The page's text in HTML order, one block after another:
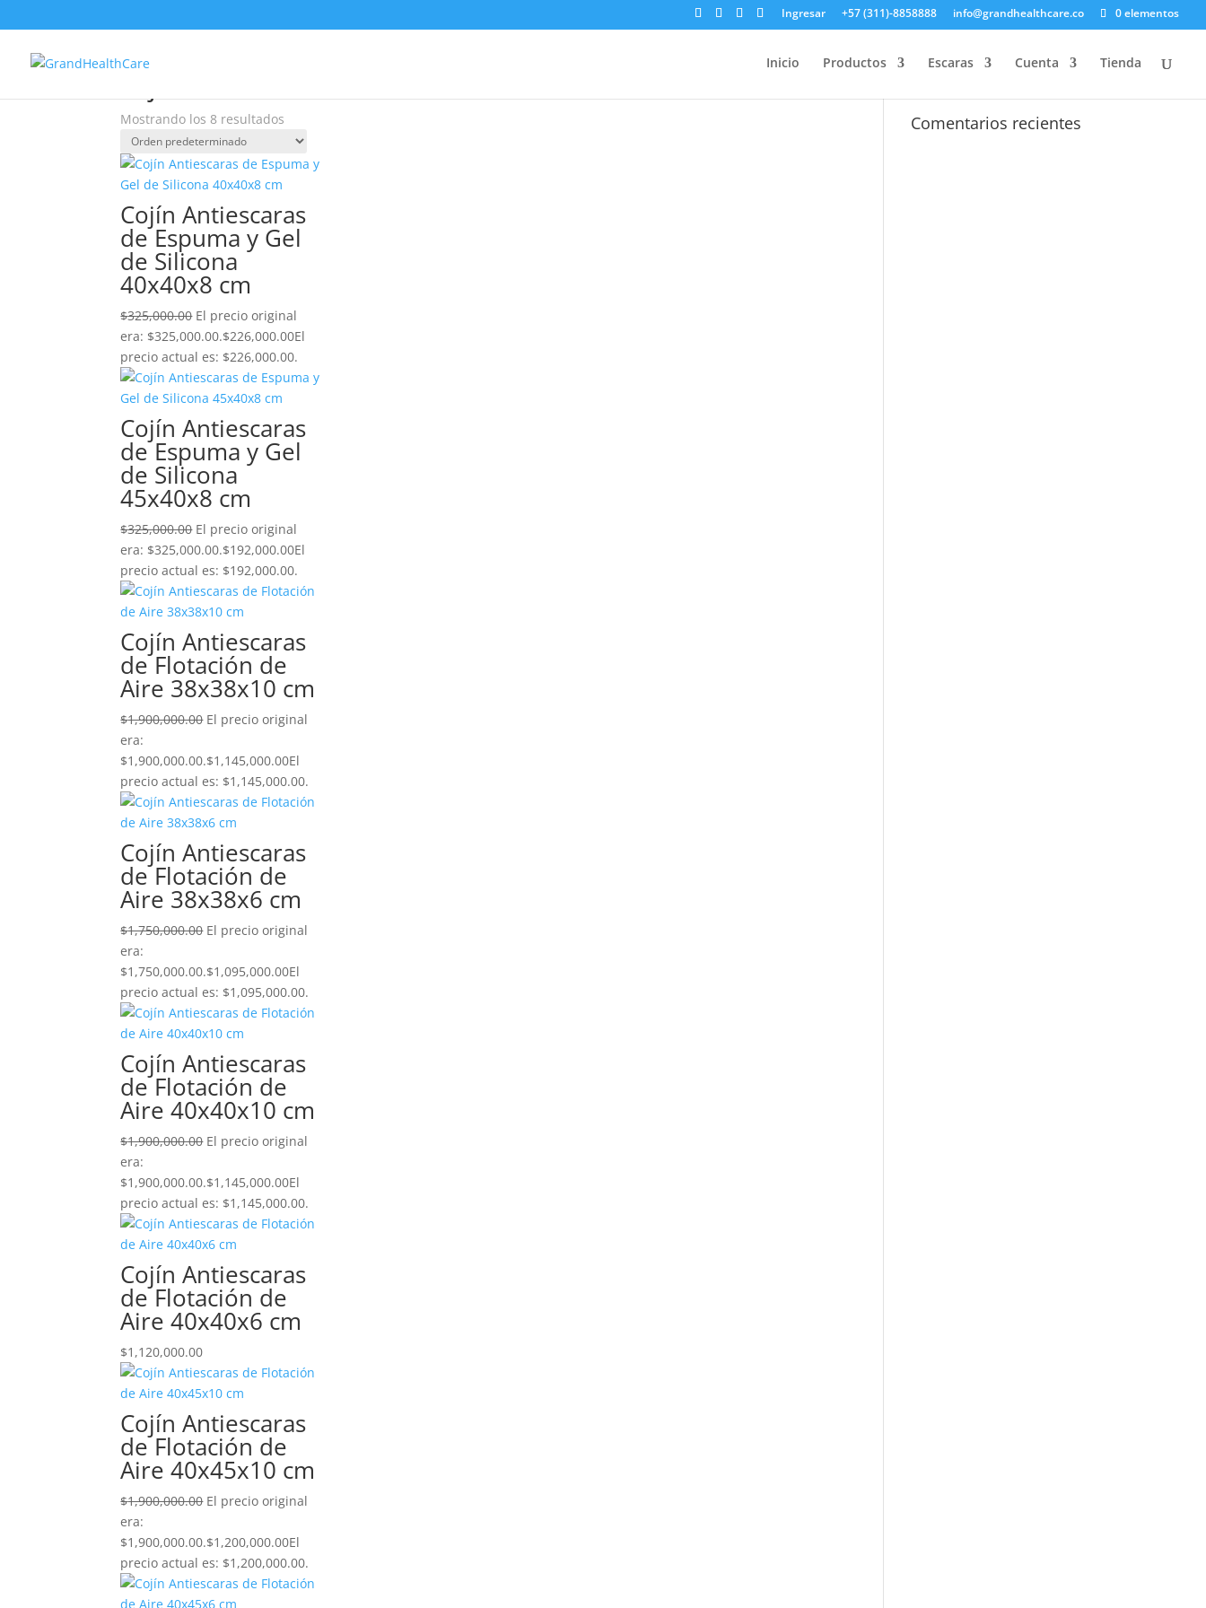
Ingresar +57 (311)-8858888 info@grandhealthcare.co 0 elementos
Inicio Productos Escaras Cuenta Tienda
Inicio
Mostrando los 8 resultados
¡Oferta!
Cojín Antiescaras
de Espuma y Gel
de Silicona
40x40x8 cm
$325,000.00 El precio original
era: $325,000.00.$226,000.00El
precio actual es: $226,000.00.
¡Oferta!
Cojín Antiescaras
de Espuma y Gel
de Silicona
45x40x8 cm
$325,000.00 El precio original
era: $325,000.00.$192,000.00El
precio actual es: $192,000.00.
¡Oferta!
Cojín Antiescaras
de Flotación de
Aire 38x38x10 cm
$1,900,000.00 El precio original
era:
$1,900,000.00.$1,145,000.00El
precio actual es: $1,145,000.00.
¡Oferta!
Cojín Antiescaras
de Flotación de
Aire 38x38x6 cm
$1,750,000.00 El precio original
era:
$1,750,000.00.$1,095,000.00El
precio actual es: $1,095,000.00.
¡Oferta!
Cojín Antiescaras
de Flotación de
Aire 40x40x10 cm
$1,900,000.00 El precio original
era:
$1,900,000.00.$1,145,000.00El
precio actual es: $1,145,000.00.
Cojín Antiescaras
de Flotación de
Aire 40x40x6 cm
$1,120,000.00
¡Oferta!
Cojín Antiescaras
de Flotación de
Aire 40x45x10 cm
$1,900,000.00 El precio original
era:
$1,900,000.00.$1,200,000.00El
precio actual es: $1,200,000.00.
¡Oferta!
Comentarios recientes